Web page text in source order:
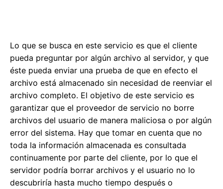
Lo que se busca en este servicio es que el cliente
pueda preguntar por algún archivo al servidor, y que
éste pueda enviar una prueba de que en efecto el
archivo está almacenado sin necesidad de reenviar el
archivo completo. El objetivo de este servicio es
garantizar que el proveedor de servicio no borre
archivos del usuario de manera maliciosa o por algún
error del sistema. Hay que tomar en cuenta que no
toda la información almacenada es consultada
continuamente por parte del cliente, por lo que el
servidor podría borrar archivos y el usuario no lo
descubriría hasta mucho tiempo después o